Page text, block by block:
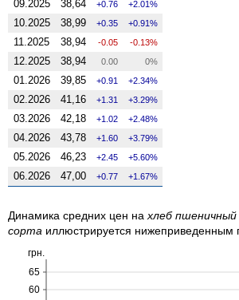
09.2025 38,64 0.76 2.01%
10.2025 38,99 0.35 0.91%
11.2025 38,94 -0.05 -0.13%
12.2025 38,94 0.00 0%
01.2026 39,85 0.91 2.34%
02.2026 41,16 1.31 3.29%
03.2026 42,18 1.02 2.48%
04.2026 43,78 1.60 3.79%
05.2026 46,23 2.45 5.60%
06.2026 47,00 0.77 1.67%
Динамика средних цен на хлеб пшеничный
сорта иллюстрируется нижеприведенным
60
65
грн.